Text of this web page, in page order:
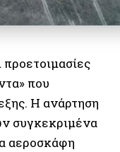
που
Η ανάρτηση
συγκεκριμένα
αεροσκάφη